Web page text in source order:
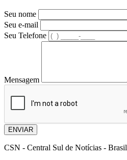
Seu nome
Seu e-mail
Seu Telefone
Mensagem
ENVIAR
CSN - Central Sul de Notícias - Brasil